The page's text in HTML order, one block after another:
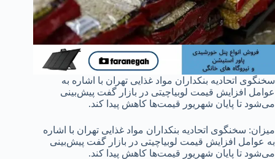
سخنگوی اتحادیه بنکداران مواد غذایی تهران با اشاره به
عوامل افزایش قیمت لوبیاچیتی در بازار گفت پیش‌بینی
می‌شود تا پایان شهریور قیمت‌ها کاهش پیدا کند.
میزان: سخنگوی اتحادیه بنکداران مواد غذایی تهران با اشاره
به عوامل افزایش قیمت لوبیاچیتی در بازار گفت پیش‌بینی
می‌شود تا پایان شهریور قیمت‌ها کاهش پیدا کند.